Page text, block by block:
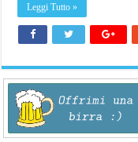
Leggi Tutto »